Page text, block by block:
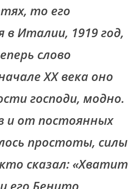
то его
в Италии, 1919 год,
слово
XX века оно
господи, модно.
и от постоянных
простоты, силы
сказал: «Хватит